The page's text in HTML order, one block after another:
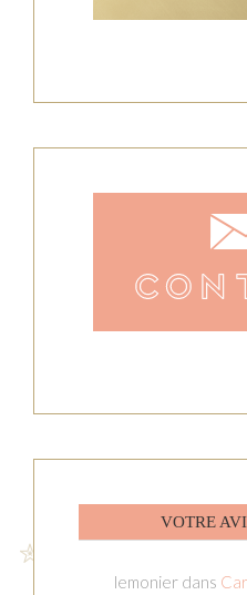
VOTRE
lemonier dans